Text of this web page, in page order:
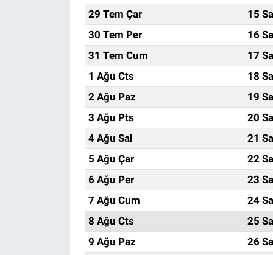
29 Tem Çar
15
30 Tem Per
16
31 Tem Cum
17
1 Ağu Cts
18
2 Ağu Paz
19
3 Ağu Pts
20
4 Ağu Sal
21
5 Ağu Çar
22
6 Ağu Per
23
7 Ağu Cum
24
8 Ağu Cts
25
9 Ağu Paz
26